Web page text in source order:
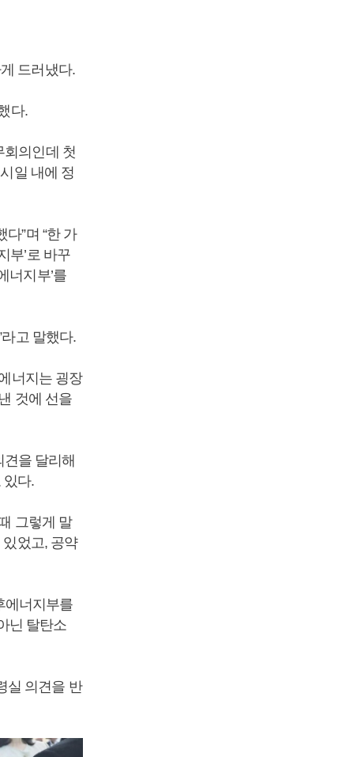
드러냈다.
다.
회의인데 첫
일 내에 정
”며 “한 가
부’로 바꾸
너지부’를
고 말했다.
너지는 굉장
것에 선을
을 달리해
있다.
그렇게 말
있었고, 공약
에너지부를
닌 탈탄소
실 의견을 반